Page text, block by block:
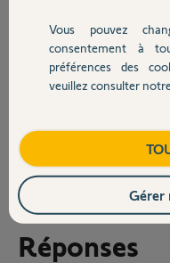
Devis avec un pro
Contact
Laurent S.
Réponses
Vous pouvez
consentement à
préférences des
veuillez consulter
Gérer